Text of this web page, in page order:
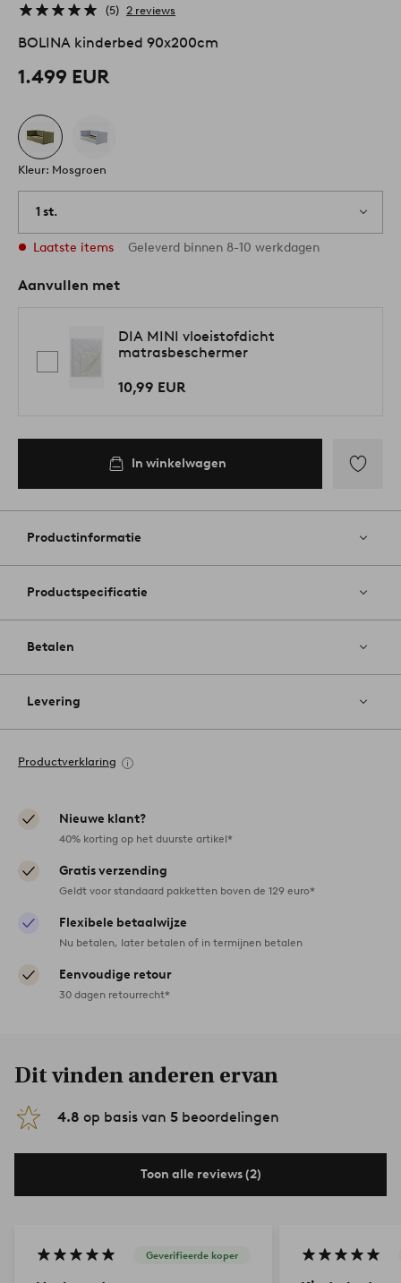
5 2 reviews
BOLINA kinderbed 90x200cm
1.499 EUR
Kleur: Mosgroen
1 st.
Laatste items Geleverd binnen 8-10 werkdagen
Aanvullen met
DIA MINI vloeistofdicht
matrasbeschermer
10,99 EUR
In winkelwagen
aan
Productinformatie
Productspecificatie
Betalen
Levering
Productverklaring
Nieuwe klant?
40% korting op het duurste artikel*
Gratis verzending
Geldt voor standaard pakketten boven de 129 euro*
Flexibele betaalwijze
Nu betalen, later betalen of in termijnen betalen
Eenvoudige retour
30 dagen retourrecht*
Dit vinden anderen ervan
4.8 op basis van 5 beoordelingen
Toon alle reviews (2)
Geverifieerde koper